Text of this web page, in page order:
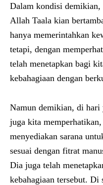
Dalam kondisi demikian,
Allah Taala kian
hanya memerintahkan
tetapi, dengan
telah menetapkan bagi
kebahagiaan dengan
Namun demikian, di hari
juga kita
menyediakan sarana
sesuai dengan fitrat
Dia juga telah
kebahagiaan tersebut. Di